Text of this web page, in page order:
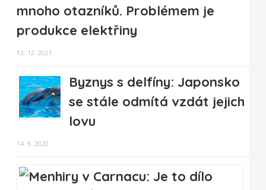
mnoho otazníků. Problémem je
produkce elektřiny
13. 12. 2021
Byznys s delfíny: Japonsko
se stále odmítá vzdát jejich
lovu
14. 9. 2020